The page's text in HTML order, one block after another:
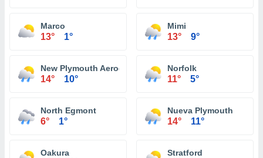
Marco
13° 1°
Mimi
13° 9°
New Plymouth Aerodrome
14° 10°
Norfolk
11° 5°
North Egmont
6° 1°
Nueva Plymouth
14° 11°
Oakura Stratford